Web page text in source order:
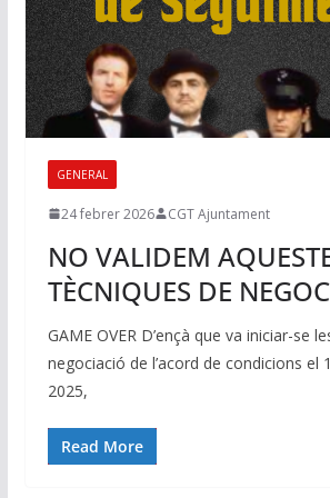
GENERAL
24 febrer 2026 CGT Ajuntament
NO VALIDEM
TÈCNIQUES DE
GAME OVER D’ençà que va iniciar-se
negociació de l’acord de condicions el
2025,
Read More